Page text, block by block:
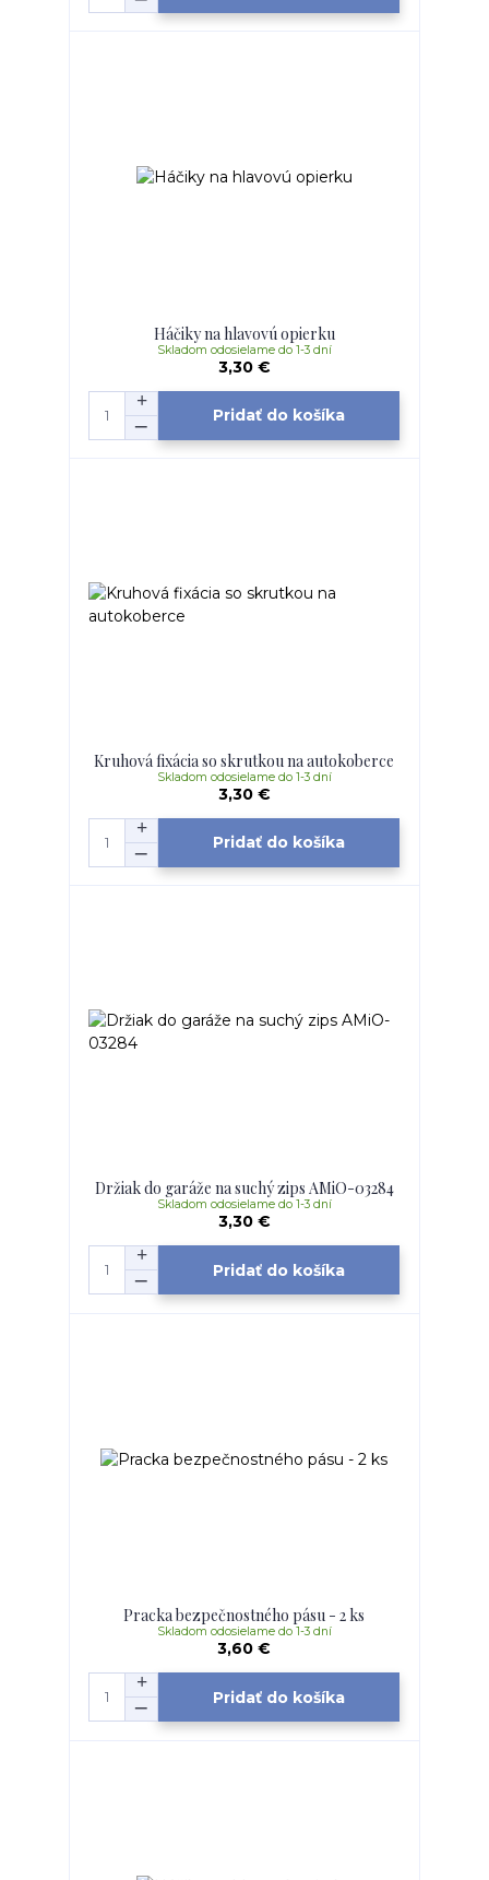
Háčiky na hlavovú opierku
3,30 €
Skladom odosielame do 1-3 dní
Pridať do košíka
Kruhová fixácia so skrutkou na autokoberce
3,30 €
Skladom odosielame do 1-3 dní
Pridať do košíka
Držiak do garáže na suchý zips AMiO-03284
3,30 €
Skladom odosielame do 1-3 dní
Pridať do košíka
Pracka bezpečnostného pásu - 2 ks
3,60 €
Skladom odosielame do 1-3 dní
Pridať do košíka